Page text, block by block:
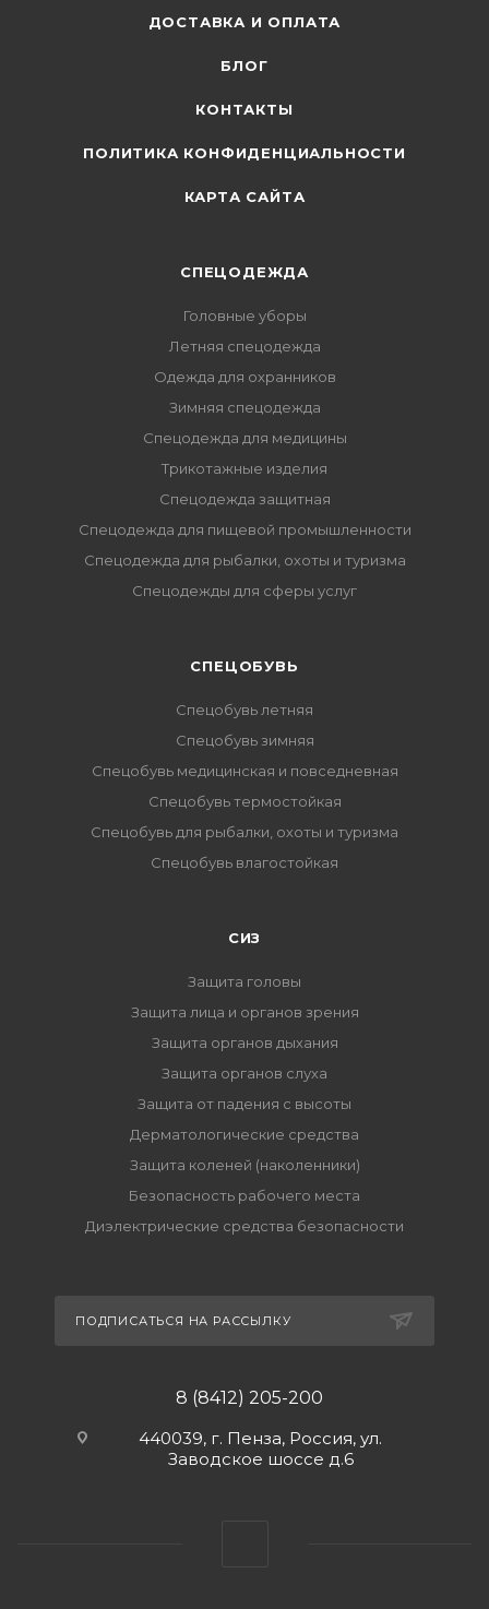
ДОСТАВКА И ОПЛАТА
БЛОГ
КОНТАКТЫ
ПОЛИТИКА КОНФИДЕНЦИАЛЬНОСТИ
КАРТА САЙТА
СПЕЦОДЕЖДА
Головные уборы
Летняя спецодежда
Одежда для охранников
Зимняя спецодежда
Спецодежда для медицины
Трикотажные изделия
Спецодежда защитная
Спецодежда для пищевой промышленности
Спецодежда для рыбалки, охоты и туризма
Спецодежды для сферы услуг
CПЕЦОБУВЬ
Спецобувь летняя
Спецобувь зимняя
Спецобувь медицинская и повседневная
Спецобувь термостойкая
Спецобувь для рыбалки, охоты и туризма
Спецобувь влагостойкая
СИЗ
Защита головы
Защита лица и органов зрения
Защита органов дыхания
Защита органов слуха
Защита от падения с высоты
Дерматологические средства
Защита коленей (наколенники)
Безопасность рабочего места
Диэлектрические средства безопасности
ПОДПИСАТЬСЯ НА РАССЫЛКУ
8 (8412) 205-200
440039, г. Пенза, Россия, ул.
Заводское шоссе д.6